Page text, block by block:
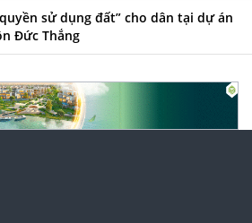
sử dụng đất” cho dân tại dự án
Đức Thắng